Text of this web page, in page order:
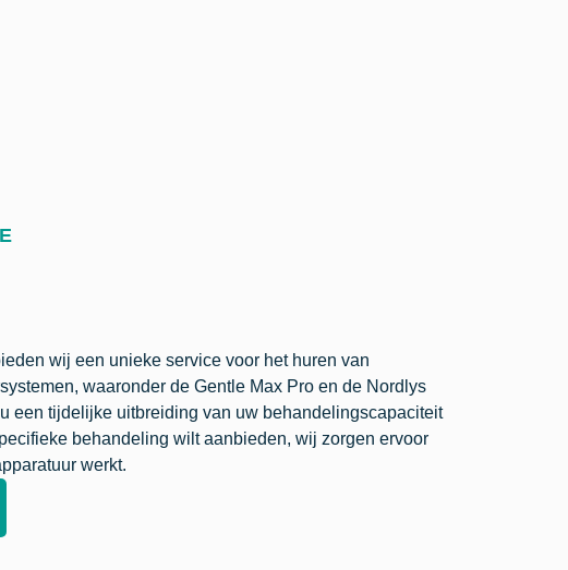
wij een unieke service voor het huren van
waaronder de Gentle Max Pro en de Nordlys
een tijdelijke uitbreiding van uw behandelingscapaciteit
behandeling wilt aanbieden, wij zorgen ervoor
werkt.